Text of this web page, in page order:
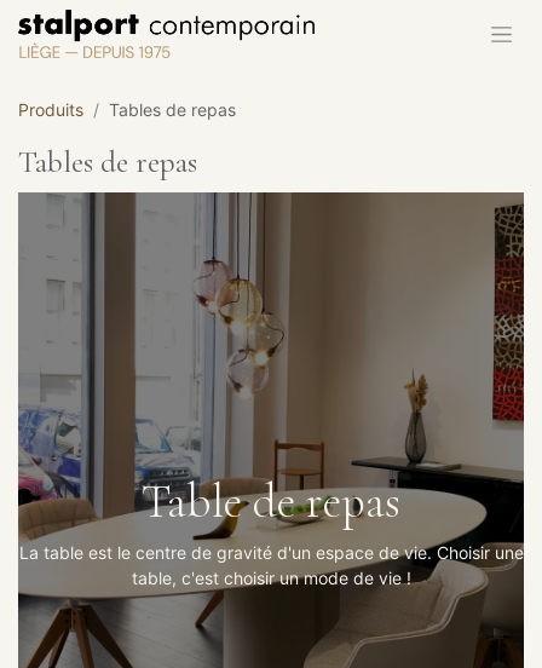
Se rendre au contenu
Produits Tables de repas
Tables de repas
Table de repas
La table est le centre de gravité d'un espace de vie. Choisir une
table, c'est choisir un mode de vie !